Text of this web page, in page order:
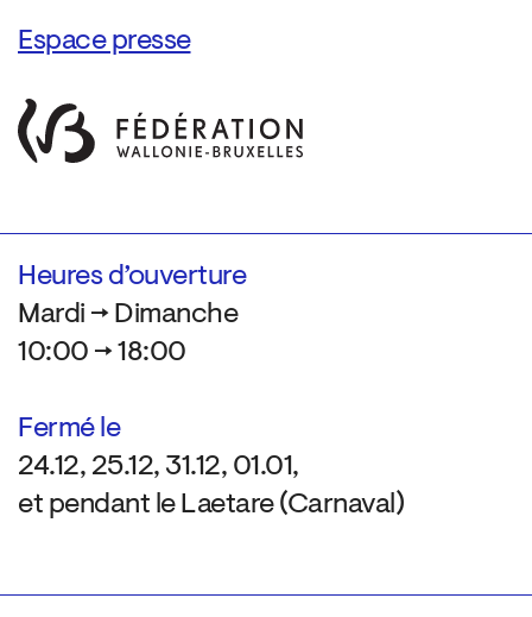
Espace presse
Heures d’ouverture
Mardi → Dimanche
10:00 → 18:00
Fermé le
24.12, 25.12, 31.12, 01.01,
et pendant le Laetare (Carnaval)